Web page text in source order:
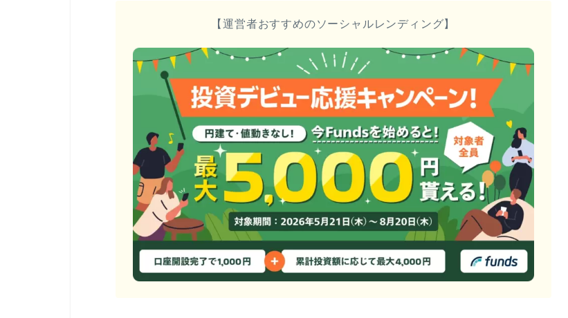
【運営者おすすめのソーシャルレンディング】